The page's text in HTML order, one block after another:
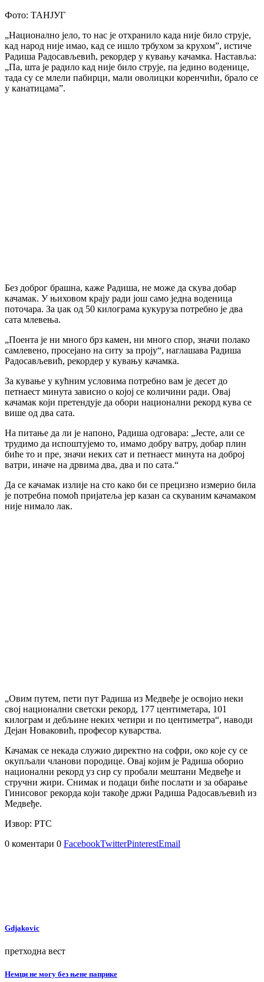
Фото: ТАНЈУГ
„Национално јело, то нас је отхранило када није било струје,
кад народ није имао, кад се ишло трбухом за крухом”, истиче
Радиша Радосављевић, рекордер у кувању качамка. Наставља:
„Па, шта је радило кад није било струје, па једино воденице,
тада су се млели пабирци, мали оволицки коренчићи, брало се
у канатицама”.
Без доброг брашна, каже Радиша, не може да скува добар
качамак. У њиховом крају ради још само једна воденица
поточара. За џак од 50 килограма кукуруза потребно је два
сата млевења.
„Поента је ни много брз камен, ни много спор, значи полако
самлевено, просејано на ситу за проју“, наглашава Радиша
Радосављевић, рекордер у кувању качамка.
За кување у кућним условима потребно вам је десет до
петнаест минута зависно о којој се количини ради. Овај
качамак који претендује да обори национални рекорд кува се
више од два сата.
На питање да ли је напоно, Радиша одговара: „Јесте, али се
трудимо да испоштујемо то, имамо добру ватру, добар плин
биће то и пре, значи неких сат и петнаест минута на доброј
ватри, иначе на дрвима два, два и по сата.“
Да се качамак излије на сто како би се прецизно измерио била
је потребна помоћ пријатеља јер казан са скуваним качамаком
није нимало лак.
„Овим путем, пети пут Радиша из Медвеђе је освојио неки
свој национални светски рекорд, 177 центиметара, 101
килограм и дебљине неких четири и по центиметра“, наводи
Дејан Новаковић, професор куварства.
Качамак се некада служио директно на софри, око које су се
окупљали чланови породице. Овај којим је Радиша оборио
национални рекорд уз сир су пробали мештани Медвеђе и
стручни жири. Снимак и подаци биће послати и за обарање
Гинисовог рекорда који такође држи Радиша Радосављевић из
Медвеђе.
Извор: РТС
0 коментари 0 FacebookTwitterPinterestEmail
Gdjakovic
претходна вест
Немци не могу без њене паприке